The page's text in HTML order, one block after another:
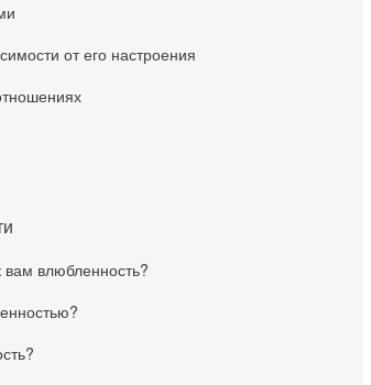
от его настроения
вам влюбленность?